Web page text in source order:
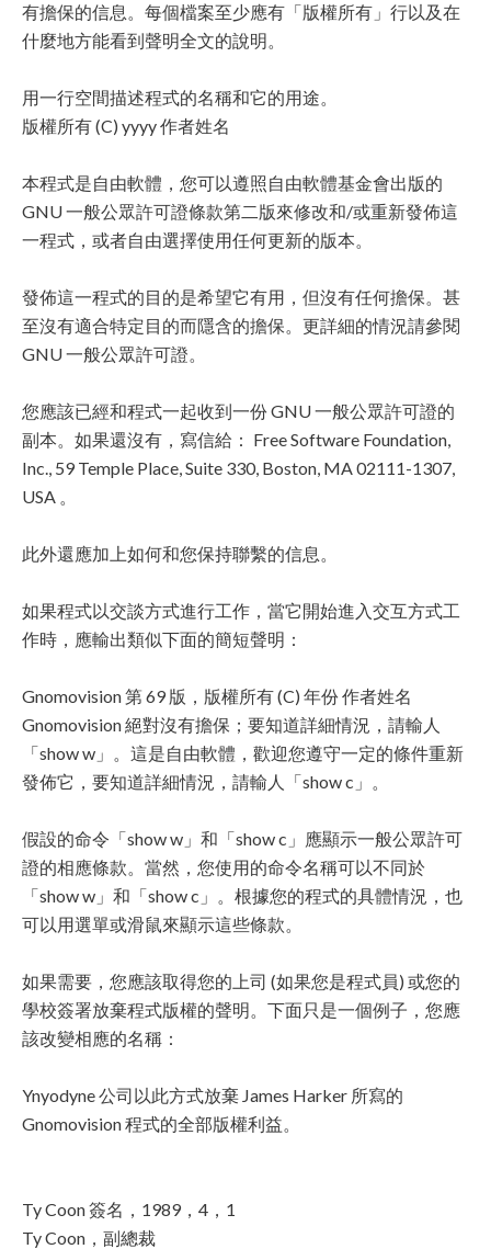
有擔保的信息。每個檔案至少應有「版權所有」行以及在
什麼地方能看到聲明全文的說明。
用一行空間描述程式的名稱和它的用途。
版權所有 (C) yyyy 作者姓名
本程式是自由軟體，您可以遵照自由軟體基金會出版的
GNU 一般公眾許可證條款第二版來修改和/或重新發佈這
一程式，或者自由選擇使用任何更新的版本。
發佈這一程式的目的是希望它有用，但沒有任何擔保。甚
至沒有適合特定目的而隱含的擔保。更詳細的情況請參閱
GNU 一般公眾許可證。
您應該已經和程式一起收到一份 GNU 一般公眾許可證的
副本。如果還沒有，寫信給： Free Software Foundation,
Inc., 59 Temple Place, Suite 330, Boston, MA 02111-1307,
USA 。
此外還應加上如何和您保持聯繫的信息。
如果程式以交談方式進行工作，當它開始進入交互方式工
作時，應輸出類似下面的簡短聲明：
Gnomovision 第 69 版，版權所有 (C) 年份 作者姓名
Gnomovision 絕對沒有擔保；要知道詳細情況，請輸人
「show w」。這是自由軟體，歡迎您遵守一定的條件重新
發佈它，要知道詳細情況，請輸人「show c」。
假設的命令「show w」和「show c」應顯示一般公眾許可
證的相應條款。當然，您使用的命令名稱可以不同於
「show w」和「show c」。根據您的程式的具體情況，也
可以用選單或滑鼠來顯示這些條款。
如果需要，您應該取得您的上司 (如果您是程式員) 或您的
學校簽署放棄程式版權的聲明。下面只是一個例子，您應
該改變相應的名稱：
Ynyodyne 公司以此方式放棄 James Harker 所寫的
Gnomovision 程式的全部版權利益。
Ty Coon 簽名，1989，4，1
Ty Coon，副總裁